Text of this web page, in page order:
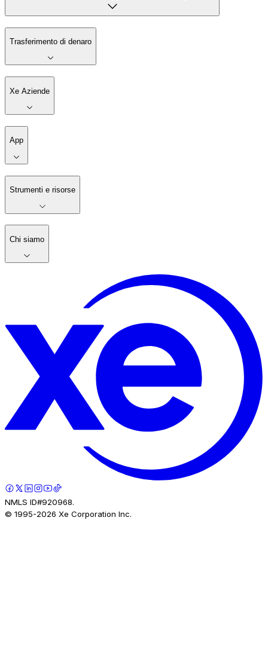
Trasferimento di denaro
Xe Aziende
App
Strumenti e risorse
Chi siamo
NMLS ID#920968.
© 1995-2026 Xe Corporation Inc.